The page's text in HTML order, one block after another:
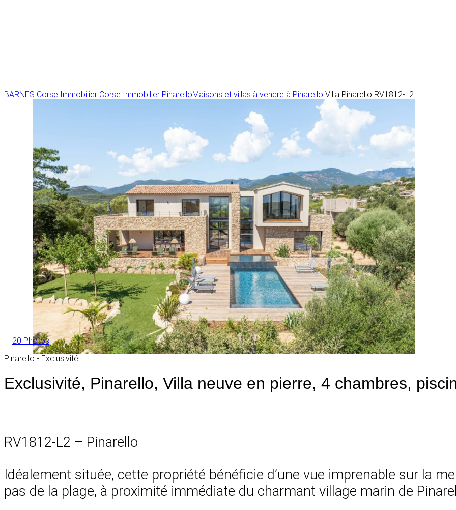
BARNES Corse Immobilier Corse Immobilier PinarelloMaisons et villas à vendre à Pinarello Villa Pinarello RV1812-L2
20 Photos
Pinarello - Exclusivité
Exclusivité, Pinarello, Villa neuve en pierre, 4 chambres,
RV1812-L2 – Pinarello
Idéalement située, cette propriété bénéficie d’une vue imprenable sur la
pas de la plage, à proximité immédiate du charmant village marin de